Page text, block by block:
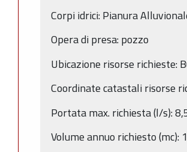
Corpi idrici: Pianura
Opera di presa: pozzo
Ubicazione risorse richieste:
Coordinate catastali risorse
Portata max. richiesta (l/s):
Volume annuo richiesto (mc):